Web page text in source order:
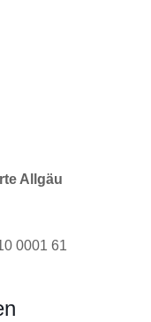
Allgäu
0001 61